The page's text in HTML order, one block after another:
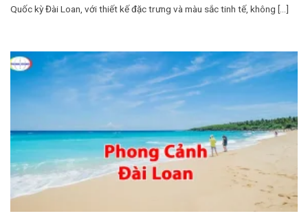
Quốc kỳ Đài Loan, với thiết kế đặc trưng và màu sắc tinh tế, không [...]